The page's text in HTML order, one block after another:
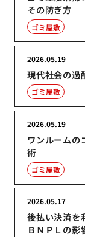
その防ぎ方
ゴミ屋敷
現代社会の過
2026.05.19
ゴミ屋敷
ワンルームの
術
2026.05.19
ゴミ屋敷
後払い決済を
ＢＮＰＬの影
2026.05.17